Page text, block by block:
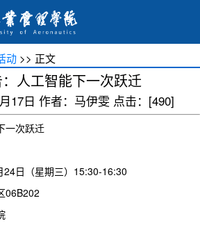
动 >> 正文
人工智能下一次跃迁
17日 作者：马伊雯 点击：[490]
一次跃迁
24日（星期三）15:30-16:30
06B202